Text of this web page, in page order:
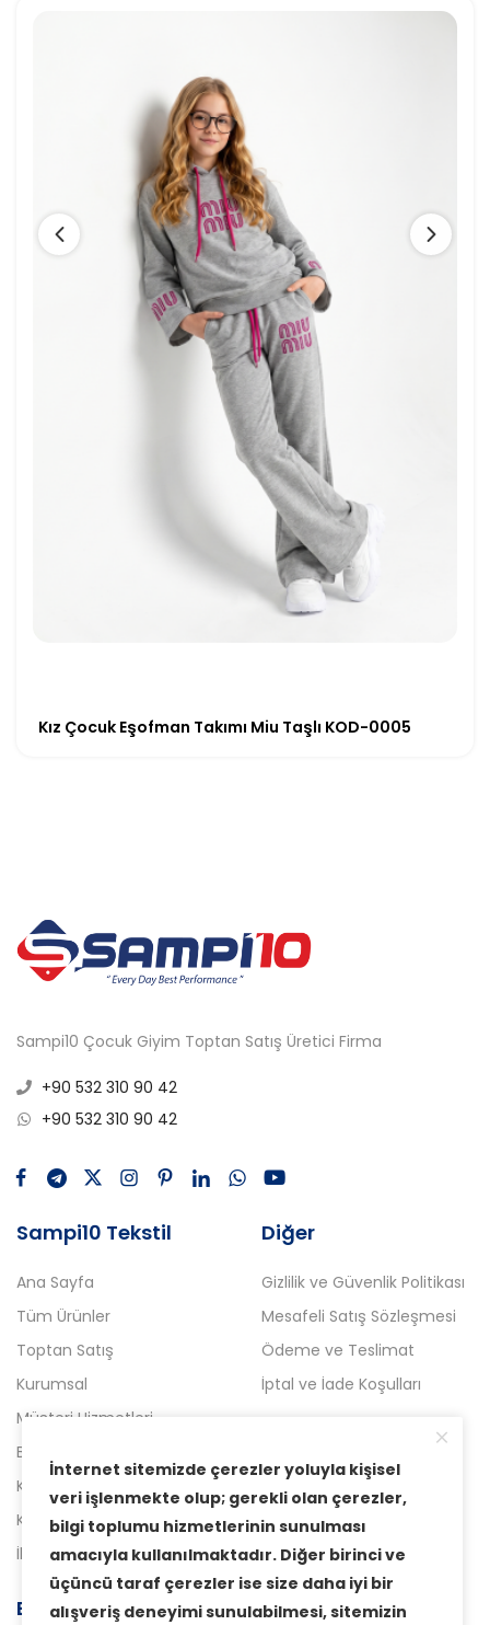
Kız Çocuk Eşofman Takımı Miu Taşlı KOD-0005
Sampi10 Çocuk Giyim Toptan Satış Üretici Firma
+90 532 310 90 42
+90 532 310 90 42
Sampi10 Tekstil
Ana Sayfa
Tüm Ürünler
Toptan Satış
Kurumsal
Müşteri Hizmetleri
Blog
Kampanyalı Ürünler
Kataloglar
İletişim
Diğer
Gizlilik ve Güvenlik Politikası
Mesafeli Satış Sözleşmesi
Ödeme ve Teslimat
İptal ve İade Koşulları
E-Bülten Aboneliği
İnternet sitemizde çerezler yoluyla kişisel
veri işlenmekte olup; gerekli olan çerezler,
bilgi toplumu hizmetlerinin sunulması
amacıyla kullanılmaktadır. Diğer birinci ve
üçüncü taraf çerezler ise size daha iyi bir
alışveriş deneyimi sunulabilmesi, sitemizin